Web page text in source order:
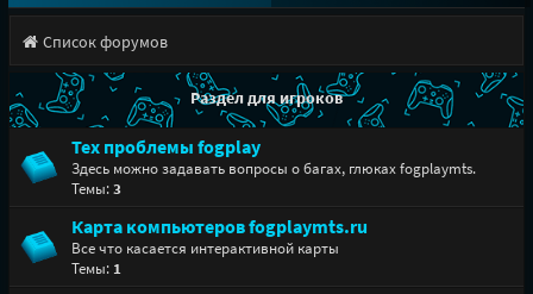
Список форумов
Раздел для игроков
Тех проблемы fogplay
Здесь можно задавать вопросы о багах, глюках fogplaymts.
Темы:3
Карта компьютеров fogplaymts.ru
Все что касается интерактивной карты
Темы: 1